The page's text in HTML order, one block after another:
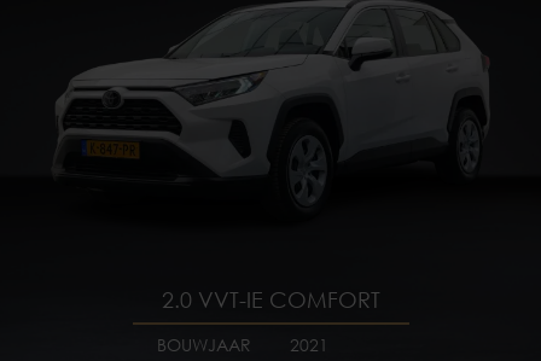
2.0 VVT-IE COMFORT
BOUWJAAR
2021
BOUWJAAR
2018
BOUWJAAR
2021
BOUWJAAR
2014
BOUWJAAR
2020